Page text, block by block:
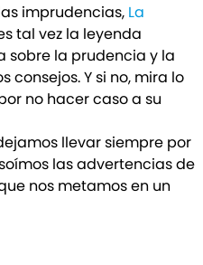
imprudencias, La
tal vez la leyenda
sobre la prudencia y la
consejos. Y si no, mira lo
no hacer caso a su
llevar siempre por
las advertencias de
nos metamos en un